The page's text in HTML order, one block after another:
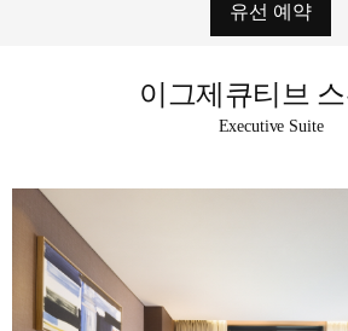
유선 예약
이그제큐티브
Executive Suite